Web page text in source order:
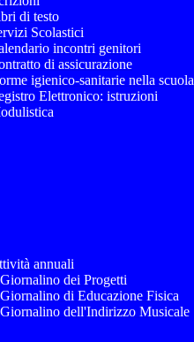
di testo
Scolastici
incontri genitori
di assicurazione
igienico-sanitarie nella scuola
Elettronico: istruzioni
annuali
dei Progetti
di Educazione Fisica
dell'Indirizzo Musicale